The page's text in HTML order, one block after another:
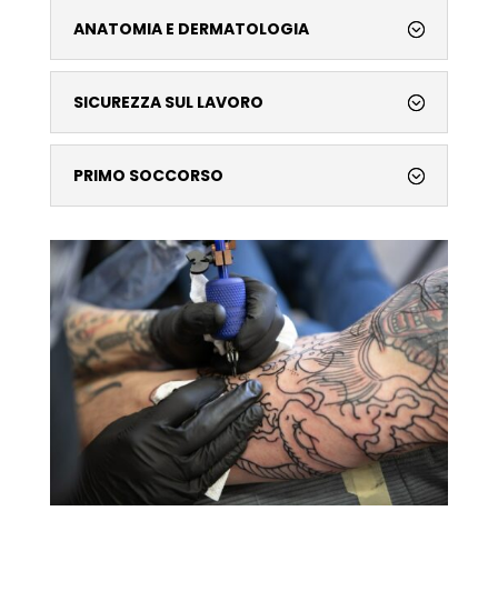
ANATOMIA E DERMATOLOGIA
SICUREZZA SUL LAVORO
PRIMO SOCCORSO